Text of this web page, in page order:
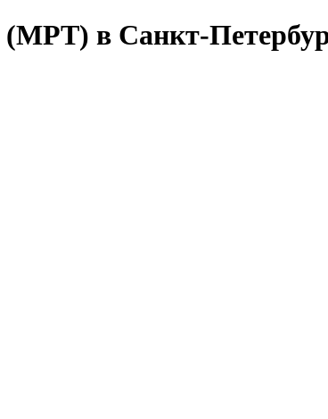
(МРТ) в Санкт-